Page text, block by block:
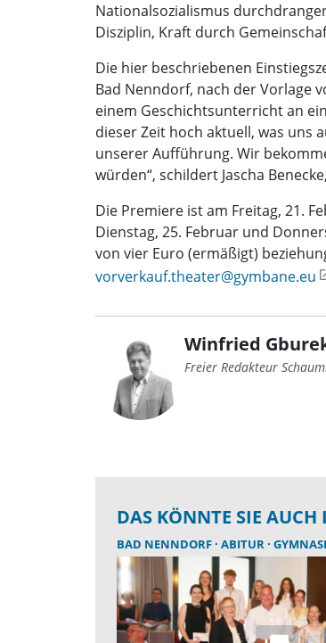
Nationalsozialismus
Disziplin, Kraft durch
Die hier beschriebenen
Bad Nenndorf, nach der Vorlage
einem Geschichtsunterricht an
dieser Zeit hoch aktuell, was uns
unserer Aufführung. Wir
würden“, schildert Jascha
Die Premiere ist am Freitag, 21.
Dienstag, 25. Februar und
von vier Euro (ermäßigt)
vorverkauf.theater@gymbane.eu
Winfried
Freier Redakteur
DAS KÖNNTE SIE AUCH
BAD NENNDORF ABITUR